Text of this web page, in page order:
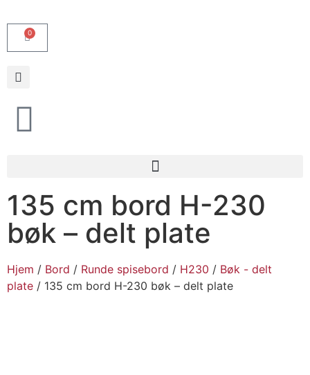
0
135 cm bord H-230
bøk – delt plate
Hjem / Bord / Runde spisebord / H230 / Bøk - delt
plate / 135 cm bord H-230 bøk – delt plate